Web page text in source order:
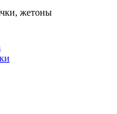
жетоны